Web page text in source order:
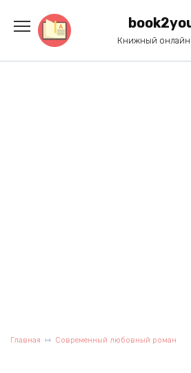
содержанию
Книжный онлайн
Главная Современный любовный роман